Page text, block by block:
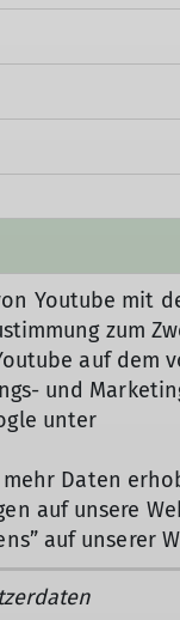
Youtube mit
zum
auf dem
und
unter
Daten
auf unsere
auf unserer